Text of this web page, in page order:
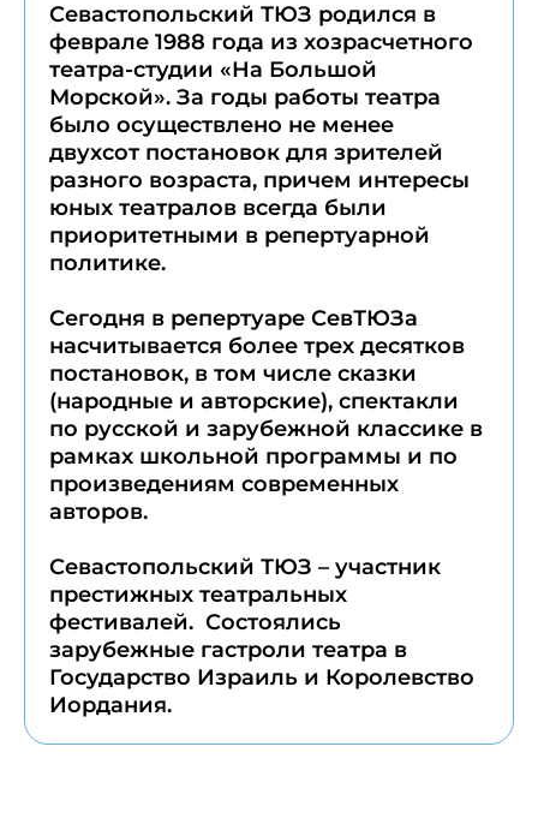
Севастопольский ТЮЗ родился в
феврале 1988 года из хозрасчетного
театра-студии «На Большой
Морской». За годы работы театра
было осуществлено не менее
двухсот постановок для зрителей
разного возраста, причем интересы
юных театралов всегда были
приоритетными в репертуарной
политике.
Сегодня в репертуаре СевТЮЗа
насчитывается более трех десятков
постановок, в том числе сказки
(народные и авторские), спектакли
по русской и зарубежной классике в
рамках школьной программы и по
произведениям современных
авторов.
Севастопольский ТЮЗ – участник
престижных театральных
фестивалей. Состоялись
зарубежные гастроли театра в
Государство Израиль и Королевство
Иордания.